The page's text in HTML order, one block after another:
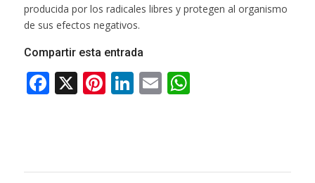
producida por los radicales libres y protegen al organismo
de sus efectos negativos.
Compartir esta entrada